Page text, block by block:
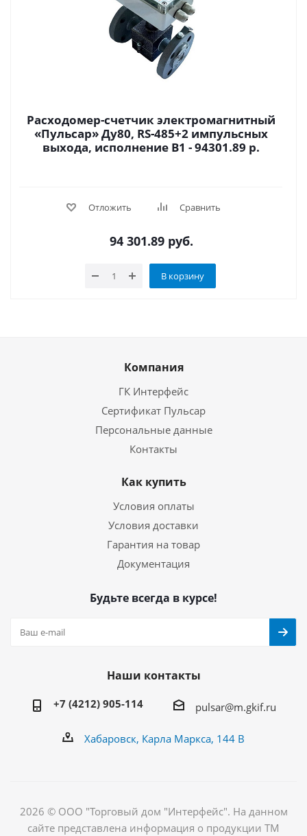
Расходомер-счетчик электромагнитный
«Пульсар» Ду80, RS-485+2 импульсных
выхода, исполнение В1 - 94301.89 р.
Отложить Сравнить
94 301.89руб.
В корзину
Компания
ГК Интерфейс
Сертификат Пульсар
Персональные данные
Контакты
Как купить
Условия оплаты
Условия доставки
Гарантия на товар
Документация
Будьте всегда в курсе!
Наши контакты
+7 (4212) 905-114 pulsar@m.gkif.ru
Хабаровск, Карла Маркса, 144 В
2026 © ООО "Торговый дом "Интерфейс". На данном
сайте представлена информация о продукции ТМ